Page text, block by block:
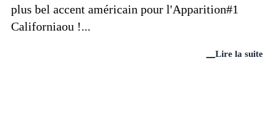
plus bel accent américain pour l'Apparition#1
Californiaou !...
Lire la suite